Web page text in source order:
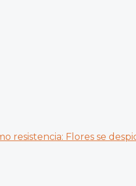
resistencia: Flores se